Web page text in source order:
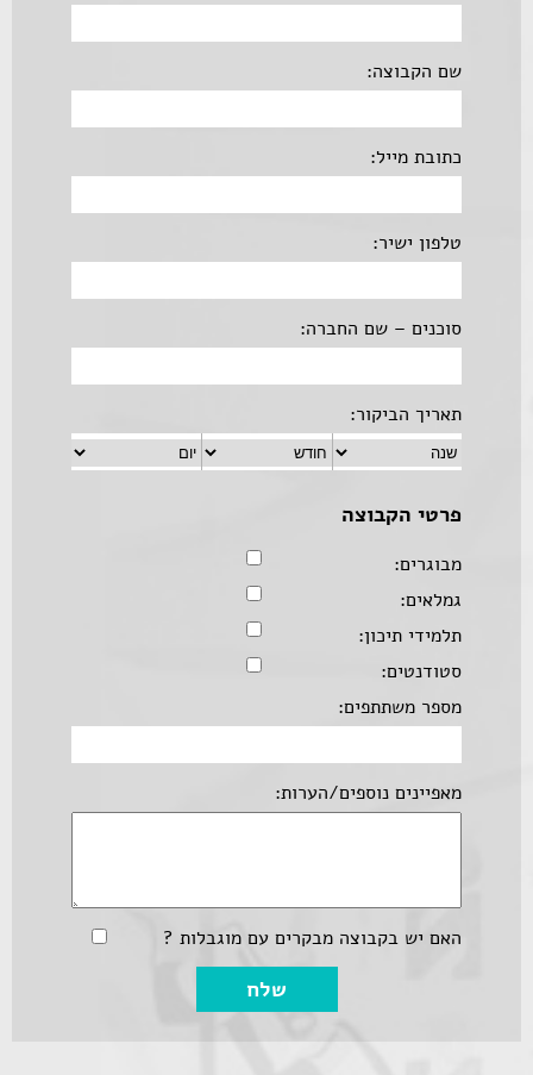
שם הקבוצה:
כתובת מייל:
טלפון ישיר:
סוכנים – שם החברה:
תאריך הביקור:
פרטי הקבוצה
מבוגרים:
גמלאים:
תלמידי תיכון:
סטודנטים:
מספר משתתפים:
מאפיינים נוספים/הערות:
האם יש בקבוצה מבקרים עם מוגבלות ?